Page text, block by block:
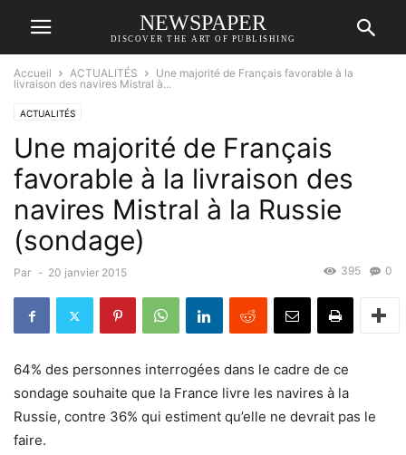
NEWSPAPER
DISCOVER THE ART OF PUBLISHING
Accueil ACTUALITÉS
Une majorité de Français favorable à la
livraison des navires Mistral à...
ACTUALITÉS
Une majorité de Français
favorable à la livraison des
navires Mistral à la Russie
(sondage)
Par - 20 janvier 2015 0
395
64% des personnes interrogées dans le cadre de ce
sondage souhaite que la France livre les navires à la
Russie, contre 36% qui estiment qu’elle ne devrait pas le
faire.